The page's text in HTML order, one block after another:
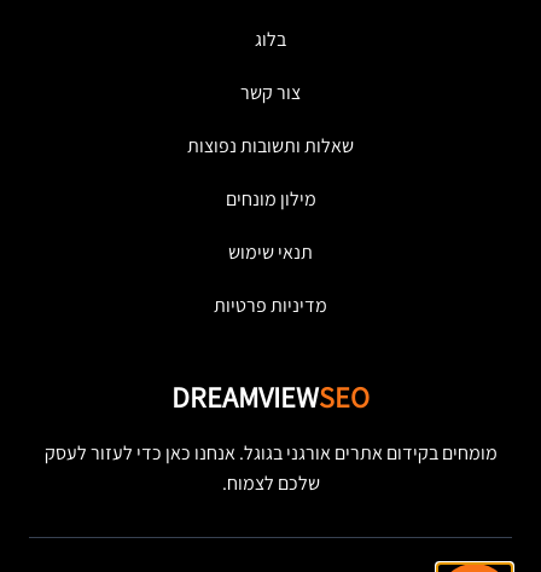
בלוג
צור קשר
שאלות ותשובות נפוצות
מילון מונחים
תנאי שימוש
מדיניות פרטיות
DREAMVIEWSEO
מומחים בקידום אתרים אורגני בגוגל. אנחנו כאן כדי לעזור לעסק
שלכם לצמוח.